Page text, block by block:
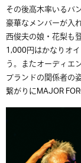
その後高木率いるバ
豪華なメンバーが入
西俊夫の娘・花梨も
1,000円はかなりオ
う。またオーディエ
ブランドの関係者の
繋がりにMAJOR